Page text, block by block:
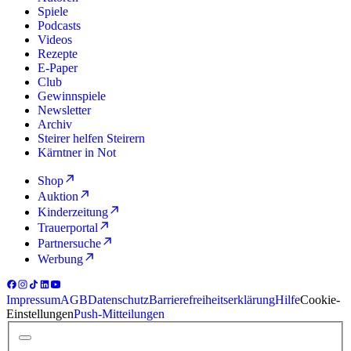
Spiele
Podcasts
Videos
Rezepte
E-Paper
Club
Gewinnspiele
Newsletter
Archiv
Steirer helfen Steirern
Kärntner in Not
Shop
Auktion
Kinderzeitung
Trauerportal
Partnersuche
Werbung
ImpressumAGBDatenschutzBarrierefreiheitserklärungHilfeCookie-
EinstellungenPush-Mitteilungen